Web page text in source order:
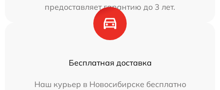
предоставляет гарантию до 3 лет.
Бесплатная доставка
Наш курьер в Новосибирске бесплатно